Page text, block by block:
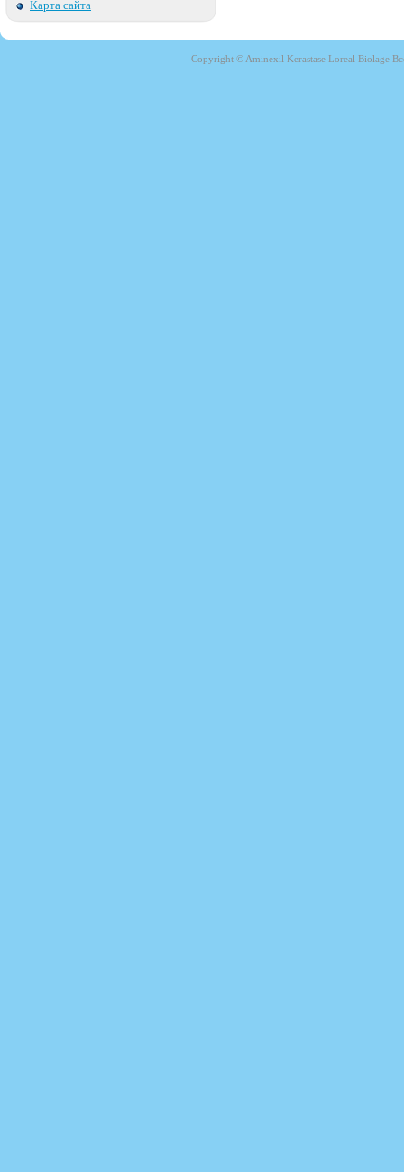
Карта сайта
Copyright © Aminexil Kerastase Loreal Biolage